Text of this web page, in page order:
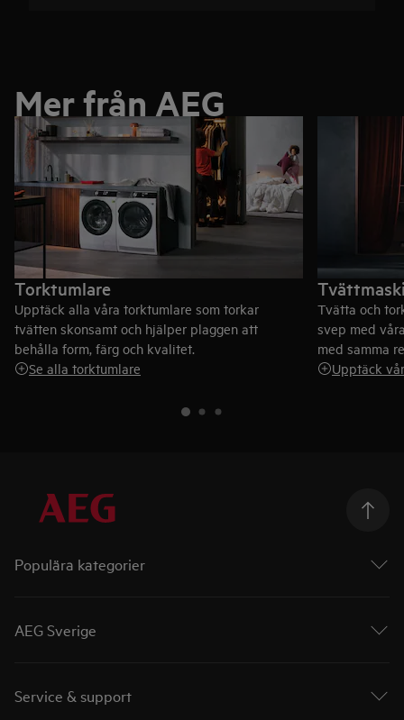
Mer från AEG
Torktumlare
Upptäck alla våra torktumlare som torkar
tvätten skonsamt och hjälper plaggen att
behålla form, färg och kvalitet.
Se alla torktumlare
Tvätta och
svep med
med samma
Upptäck
Populära kategorier
Spishällar
Diskmaskiner
Frysar
AEG Sverige
Kampanjer
Priser & Utmärkelser
Service & support